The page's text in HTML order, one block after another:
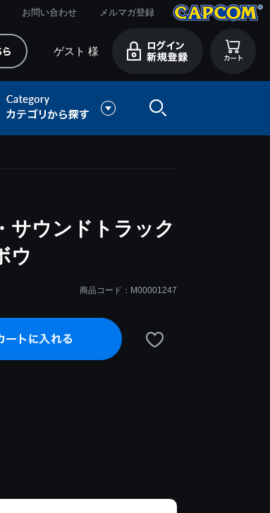
お問い合わせ メルマガ登録
ゲスト 様
サウンドトラック
ウ
商品コード：M00001247